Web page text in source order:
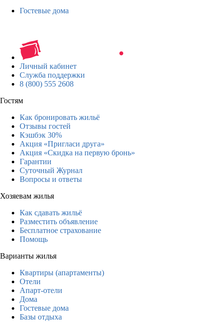
Гостевые дома
Личный кабинет
Служба поддержки
8 (800) 555 2608
Гостям
Как бронировать жильё
Отзывы гостей
Кэшбэк 30%
Акция «Пригласи друга»
Акция «Скидка на первую бронь»
Гарантии
Суточный Журнал
Вопросы и ответы
Хозяевам жилья
Как сдавать жильё
Разместить объявление
Бесплатное страхование
Помощь
Варианты жилья
Квартиры (апартаменты)
Отели
Апарт-отели
Дома
Гостевые дома
Базы отдыха